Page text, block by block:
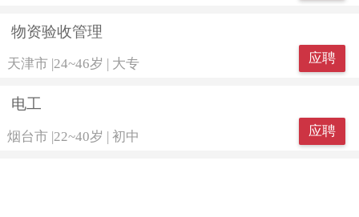
物资验收管理
天津市 24~46岁 大专 应聘
电工
烟台市 |22~40岁 | 初中 应聘